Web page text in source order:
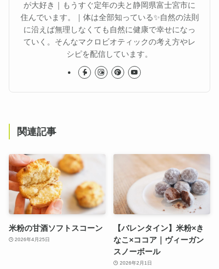
が大好き｜もうすぐ定年の夫と静岡県富士宮市に
住んでいます。｜体は全部知っている✨自然の法則
に沿えば無理しなくても自然に健康で幸せになっ
ていく。そんなマクロビオティックの考え方やレ
シピを配信しています。
関連記事
米粉の甘酒ソフトスコーン
2026年4月25日
【バレンタイン】米粉×き
なこ×ココア｜ヴィーガン
スノーボール
2026年2月1日